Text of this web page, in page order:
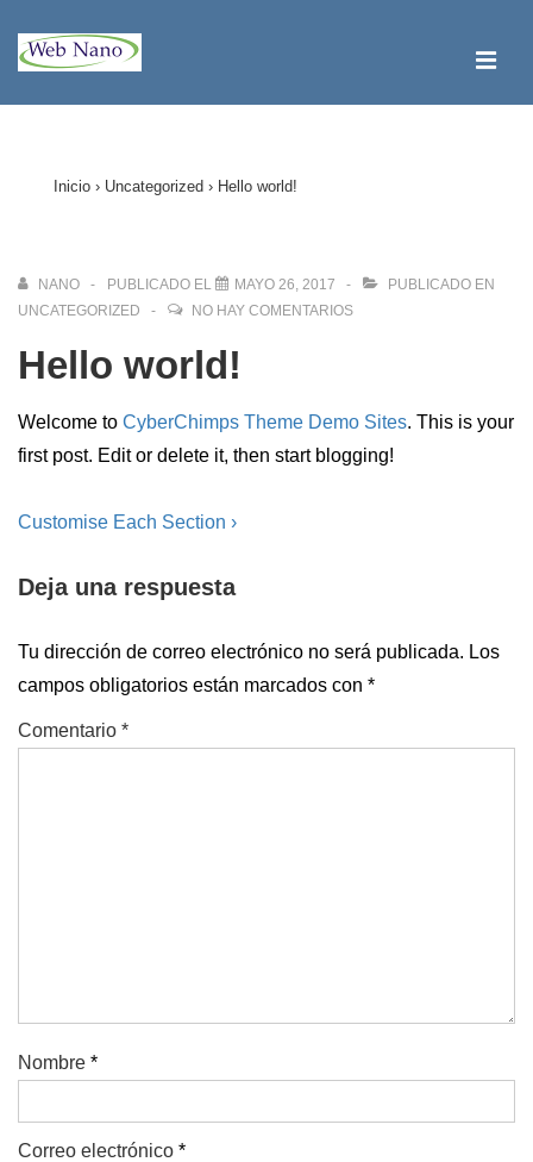
Saltar
Inicio › Uncategorized › Hello world!
NANO PUBLICADO EL MAYO 26, 2017
PUBLICADO EN
UNCATEGORIZED
NO HAY COMENTARIOS
Hello world!
Welcome to CyberChimps Theme Demo Sites. This is your
first post. Edit or delete it, then start blogging!
Navegación
entradas
La
siguiente
Customise Each Section ›
Deja una respuesta
Tu dirección de correo electrónico no será publicada. Los
campos obligatorios están marcados con *
Comentario *
Nombre *
Correo electrónico *